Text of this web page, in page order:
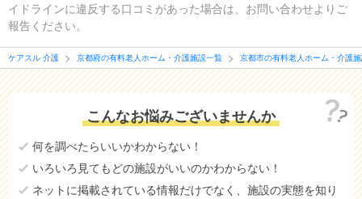
イドラインに違反する口コミがあった場合は、お問い合わせよりご
報告ください。
ケアスル 介護 京都府の有料老人ホーム・介護施設一覧 京都市の有料老人ホーム・介護
こんなお悩みございませんか
何を調べたらいいかわからない！
いろいろ見てもどの施設がいいのかわからない！
ネットに掲載されている情報だけでなく、施設の実態を知り